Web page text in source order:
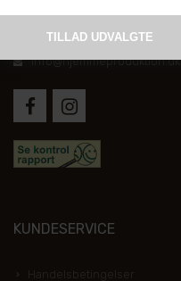
+45 6267 1447
info@hjemmeproduktion.dk
KUNDESERVICE
Handelsbetingelser